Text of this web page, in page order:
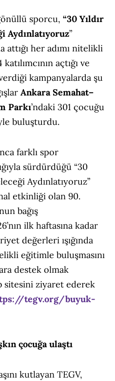
sporcu, “30 Yıldır
Aydınlatıyoruz”
attığı her adımı nitelikli
açtığı ve
kampanyalarda şu
Ankara Semahat–
Parkı’ndaki 301 çocuğu
buluşturdu.
farklı spor
sürdürdüğü “30
Aydınlatıyoruz”
etkinliği olan 90.
bağış
ilk haftasına kadar
değerleri ışığında
eğitimle buluşmasını
destek olmak
sitesini ziyaret ederek
tegv.org/buyuk-
çocuğa ulaştı
kutlayan TEGV,